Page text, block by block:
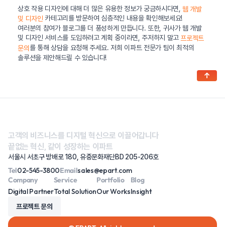
상호 작용 디자인에 대해 더 많은 유용한 정보가 궁금하시다면,웹 개발
및 디자인 카테고리를 방문하여 심층적인 내용을 확인해보세요!
여러분의 참여가 블로그를 더 풍성하게 만듭니다. 또한, 귀사가 웹 개발
및 디자인 서비스를 도입하려고 계획 중이라면, 주저하지 말고 프로젝트
문의 를 통해 상담을 요청해 주세요. 저희 이파트 전문가 팀이 최적의
솔루션을 제안해드릴 수 있습니다!
고객의 비즈니스를 디지털 혁신으로 이끌어갑니다
끝없는 혁신, 같이 성장하는 이파트
서울시 서초구 방배로 180, 유중문화재단BD 205-206호
Tel02-545-3800Emailsales@epart.com
Company
Digital Partner
Service
Total Solution
Portfolio
Our Works
Blog
Insight
프로젝트 문의
↑